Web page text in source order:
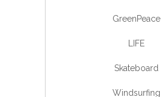
GreenPeace
LIFE
Skateboard
Windsurfing